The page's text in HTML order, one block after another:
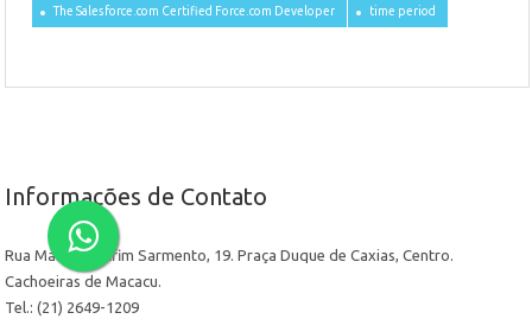
The Salesforce.com Certified Force.com Developer time period
Informações de Contato
Rua Manoel Delfim Sarmento, 19. Praça Duque de Caxias, Centro.
Cachoeiras de Macacu.
Tel.: (21) 2649-1209